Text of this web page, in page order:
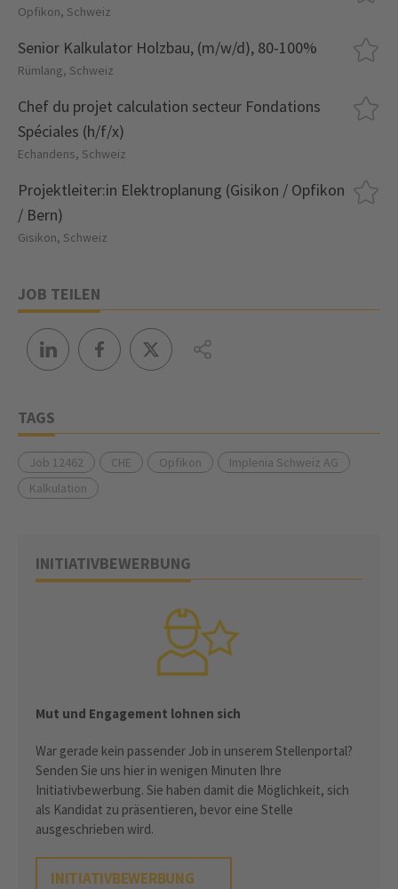
Opfikon, Schweiz
Senior Kalkulator Holzbau, (m/w/d), 80-100%
Rümlang, Schweiz
Chef du projet calculation secteur Fondations
Spéciales (h/f/x)
Echandens, Schweiz
Projektleiter:in Elektroplanung (Gisikon / Opfikon
/ Bern)
Gisikon, Schweiz
JOB TEILEN
TAGS
Job 12462 CHE Opfikon
Implenia Schweiz AG
Kalkulation
INITIATIVBEWERBUNG
Mut und Engagement lohnen sich
War gerade kein passender Job in unserem Stellenportal?
Senden Sie uns hier in wenigen Minuten Ihre
Initiativbewerbung. Sie haben damit die Möglichkeit, sich
als Kandidat zu präsentieren, bevor eine Stelle
ausgeschrieben wird.
INITIATIVBEWERBUNG